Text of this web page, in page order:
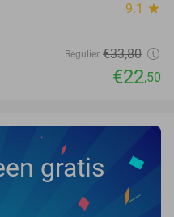
9.1 star
Regulier €33,80
€22,50
gratis